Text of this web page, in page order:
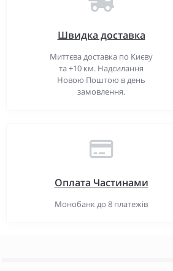
Швидка доставка
Миттєва доставка по Києву
та +10 км. Надсилання
Новою Поштою в день
замовлення.
Оплата Частинами
Монобанк до 8 платежів